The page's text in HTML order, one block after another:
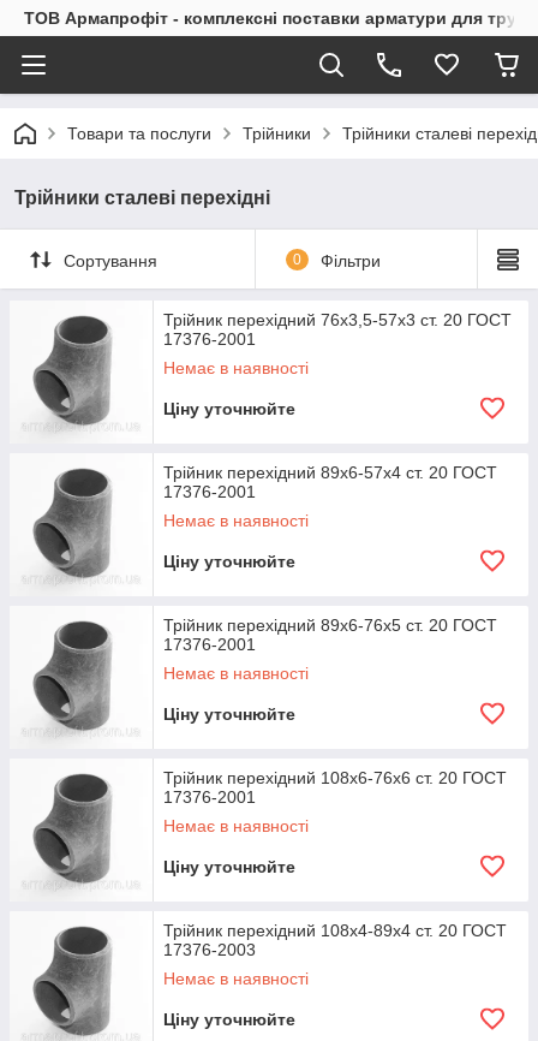
ТОВ Армапрофіт - комплексні поставки арматури для
Товари та послуги Трійники Трійники сталеві
Трійники сталеві перехідні
Сортування 0 Фільтри
Трійник перехідний 76х3,5-57х3 ст. 20 ГОСТ
17376-2001
Немає в наявності
Ціну уточнюйте
Трійник перехідний 89х6-57х4 ст. 20 ГОСТ
17376-2001
Немає в наявності
Ціну уточнюйте
Трійник перехідний 89х6-76х5 ст. 20 ГОСТ
17376-2001
Немає в наявності
Ціну уточнюйте
Трійник перехідний 108х6-76х6 ст. 20 ГОСТ
17376-2001
Немає в наявності
Ціну уточнюйте
Трійник перехідний 108х4-89х4 ст. 20 ГОСТ
17376-2003
Немає в наявності
Ціну уточнюйте